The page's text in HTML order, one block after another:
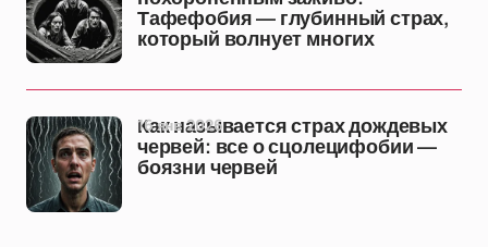
Тафефобия — глубинный страх,
который волнует многих
Как называется страх дождевых
червей: все о сцолецифобии —
боязни червей
16 янв 2026